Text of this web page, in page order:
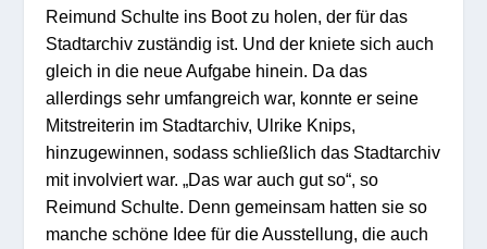
Reimund Schulte ins Boot zu holen, der für das
Stadtarchiv zuständig ist. Und der kniete sich auch
gleich in die neue Aufgabe hinein. Da das
allerdings sehr umfangreich war, konnte er seine
Mitstreiterin im Stadtarchiv, Ulrike Knips,
hinzugewinnen, sodass schließlich das Stadtarchiv
mit involviert war. „Das war auch gut so“, so
Reimund Schulte. Denn gemeinsam hatten sie so
manche schöne Idee für die Ausstellung, die auch